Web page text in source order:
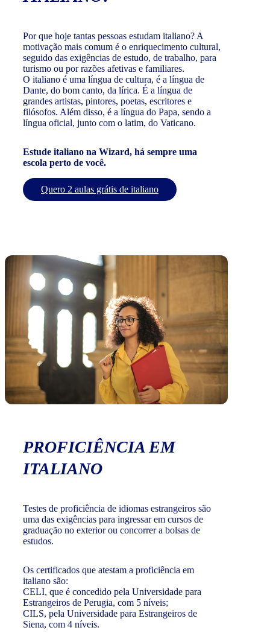
Por que hoje tantas pessoas estudam italiano? A
motivação mais comum é o enriquecimento cultural,
seguido das exigências de estudo, de trabalho, para
turismo ou por razões afetivas e familiares.
O italiano é uma língua de cultura, é a língua de
Dante, do bom canto, da lírica. É a língua de
grandes artistas, pintores, poetas, escritores e
filósofos. Além disso, é a língua do Papa, sendo a
língua oficial, junto com o latim, do Vaticano.
Estude italiano na Wizard, há sempre uma
escola perto de você.
Quero 2 aulas grátis de italiano
PROFICIÊNCIA EM
ITALIANO
Testes de proficiência de idiomas estrangeiros são
uma das exigências para ingressar em cursos de
graduação no exterior ou concorrer a bolsas de
estudos.
Os certificados que atestam a proficiência em
italiano são:
CELI, que é concedido pela Universidade para
Estrangeiros de Perugia, com 5 níveis;
CILS, pela Universidade para Estrangeiros de
Siena, com 4 níveis.